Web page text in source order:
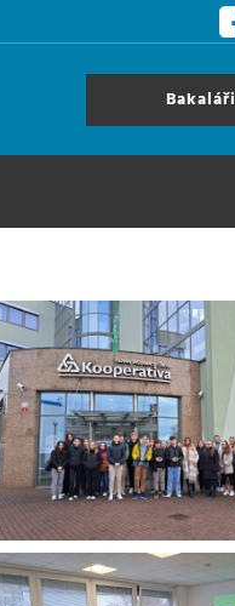
Bakaláři